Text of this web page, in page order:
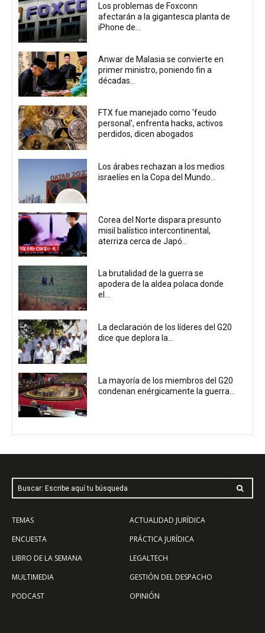
Los problemas de Foxconn
afectarán a la gigantesca planta de
iPhone de...
Anwar de Malasia se convierte en
primer ministro, poniendo fin a
décadas...
FTX fue manejado como 'feudo
personal', enfrenta hacks, activos
perdidos, dicen abogados
Los árabes rechazan a los medios
israelíes en la Copa del Mundo...
Corea del Norte dispara presunto
misil balístico intercontinental,
aterriza cerca de Japó...
La brutalidad de la guerra se
apodera de la aldea polaca donde
el...
La declaración de los líderes del G20
dice que deplora la...
La mayoría de los miembros del G20
condenan enérgicamente la guerra...
Buscar: Escribe aquí tu búsqueda
TEMAS
ENCUESTA
LIBRO DE LA SEMANA
MULTIMEDIA
PODCAST
ACTUALIDAD JURÍDICA
PRÁCTICA JURÍDICA
LEGALTECH
GESTIÓN DEL DESPACHO
OPINIÓN